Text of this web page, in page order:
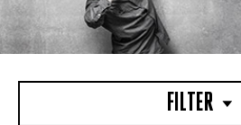
FILTER